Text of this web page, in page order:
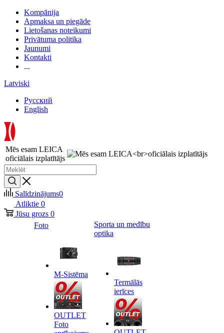
Kompānija
Apmaksa un piegāde
Lietošanas noteikumi
Privātuma politika
Jaunumi
Kontakti
...
Latviski
Русский
English
Mēs esam LEICA
oficiālais izplatītājs
Salīdzinājums0
Atliktie 0
Jūsu grozs 0
Foto
M-Sistēma
OUTLET
Foto
Sporta un medību
optika
Termālās
ierīces